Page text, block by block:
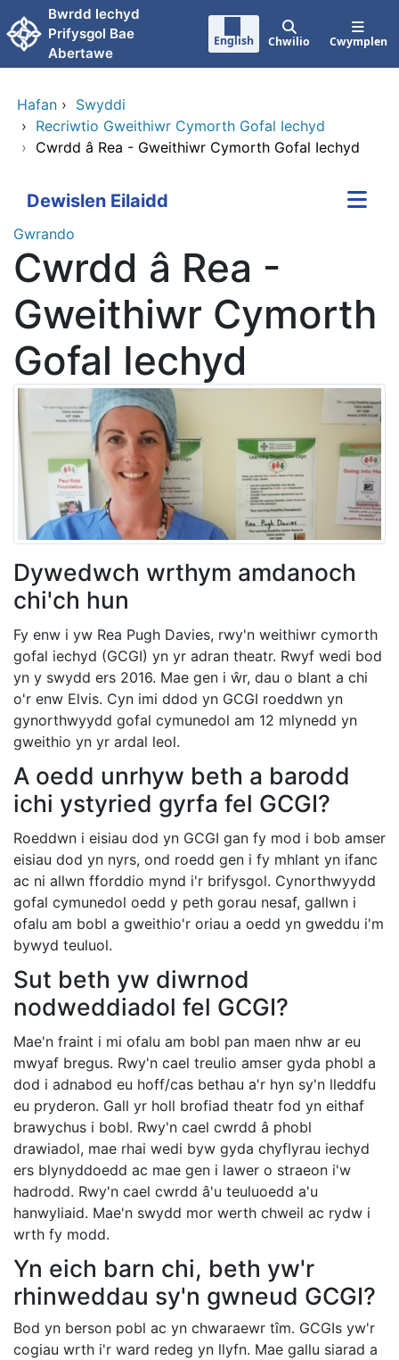
Neidio i'r prif gynnwy
Bwrdd lechyd
Prifysgol Bae
Abertawe
English Chwilio Cwymplen
Hafan › Swyddi
› Recriwtio Gweithiwr Cymorth Gofal Iechyd
› Cwrdd â Rea - Gweithiwr Cymorth Gofal Iechyd
Dewislen Eilaidd
Gwrando
Cwrdd â Rea -
Gweithiwr Cymorth
Gofal Iechyd
Dywedwch wrthym amdanoch
chi'ch hun
Fy enw i yw Rea Pugh Davies, rwy'n weithiwr cymorth
gofal iechyd (GCGI) yn yr adran theatr. Rwyf wedi bod
yn y swydd ers 2016. Mae gen i ŵr, dau o blant a chi
o'r enw Elvis. Cyn imi ddod yn GCGI roeddwn yn
gynorthwyydd gofal cymunedol am 12 mlynedd yn
gweithio yn yr ardal leol.
A oedd unrhyw beth a barodd
ichi ystyried gyrfa fel GCGI?
Roeddwn i eisiau dod yn GCGI gan fy mod i bob amser
eisiau dod yn nyrs, ond roedd gen i fy mhlant yn ifanc
ac ni allwn fforddio mynd i'r brifysgol. Cynorthwyydd
gofal cymunedol oedd y peth gorau nesaf, gallwn i
ofalu am bobl a gweithio'r oriau a oedd yn gweddu i'm
bywyd teuluol.
Sut beth yw diwrnod
nodweddiadol fel GCGI?
Mae'n fraint i mi ofalu am bobl pan maen nhw ar eu
mwyaf bregus. Rwy'n cael treulio amser gyda phobl a
dod i adnabod eu hoff/cas bethau a'r hyn sy'n lleddfu
eu pryderon. Gall yr holl brofiad theatr fod yn eithaf
brawychus i bobl. Rwy'n cael cwrdd â phobl
drawiadol, mae rhai wedi byw gyda chyflyrau iechyd
ers blynyddoedd ac mae gen i lawer o straeon i'w
hadrodd. Rwy'n cael cwrdd â'u teuluoedd a'u
hanwyliaid. Mae'n swydd mor werth chweil ac rydw i
wrth fy modd.
Yn eich barn chi, beth yw'r
rhinweddau sy'n gwneud GCGI?
Bod yn berson pobl ac yn chwaraewr tîm. GCGIs yw'r
cogiau wrth i'r ward redeg yn llyfn. Mae gallu siarad a